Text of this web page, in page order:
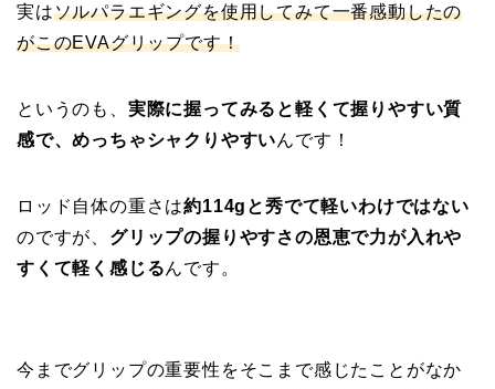
実はソルパラエギングを使用してみて一番感動したの
がこのEVAグリップです！
というのも、 実際に握ってみると軽くて握りやすい質
感で、めっちゃシャクりやすいんです！
ロッド自体の重さは約114gと秀でて軽いわけではない
のですが、 グリップの握りやすさの恩恵で力が入れや
すくて軽く感じるんです。
今までグリップの重要性をそこまで感じたことがなか